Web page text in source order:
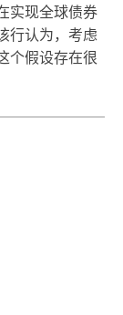
实现全球债券
行认为，考虑
个假设存在很